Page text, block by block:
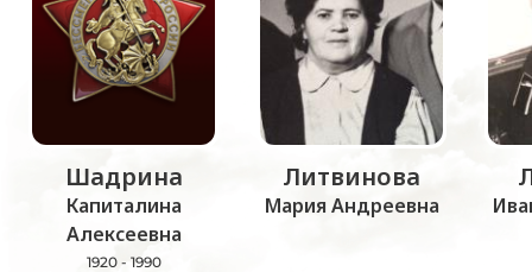
Шадрина
Капиталина
Алексеевна
1920 - 1990
Литвинова
Мария Андреевна